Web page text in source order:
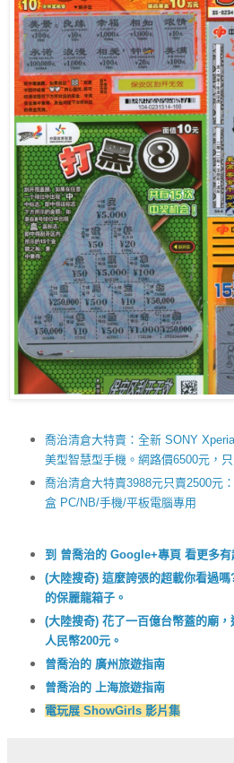
喬治清倉大特賣：全新 SONY
美型智慧型手機。網路價6500元，只
喬治清倉大特賣3988元只賣2500元
盒 PC/NB/手機/平板電腦專用
到 曾喬治的 Google+專頁 看更多有
(大陸搜奇) 這麼誇張的超載你看過
的保麗龍箱子。
(大陸搜奇) 花了一百億台幣蓋的廟
人民幣200元。
曾喬治的 廣州旅遊指南
曾喬治的 上海旅遊指南
電玩展 ShowGirls 影片集